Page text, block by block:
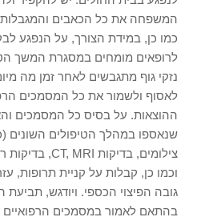
המשפחה את כל הכאבים והמגבלות
כמו כן, במידת הצורך, על הנפגע
לרופאים מומחים במסגרת המשך
נזקי גוף מתגבשים לאחר זמן מה
לאסוף ולשמור את כל המסמכים
ההוצאות. על בסיס כל המסמכים
שנאספו במהלך הטיפולים השונים
וכמו כן, קבלות על קניית תרופות,
גובה הפיצוי הכספי. ויודגש, תביעת
בהתאם לאמור במסמכים הרפואיים